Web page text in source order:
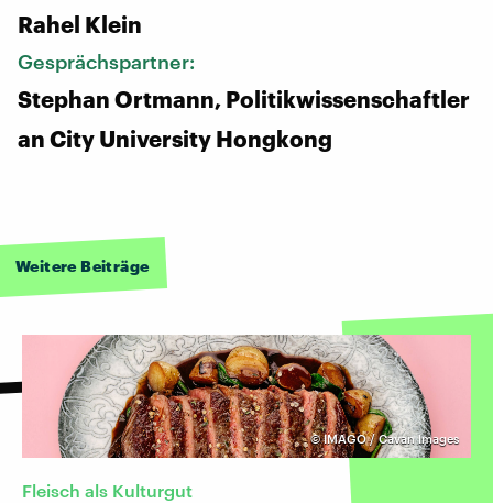
Rahel Klein
Gesprächspartner:
Stephan Ortmann, Politikwissenschaftler
an City University Hongkong
Weitere Beiträge
©IMAGO / Cavan Images
Fleisch als Kulturgut